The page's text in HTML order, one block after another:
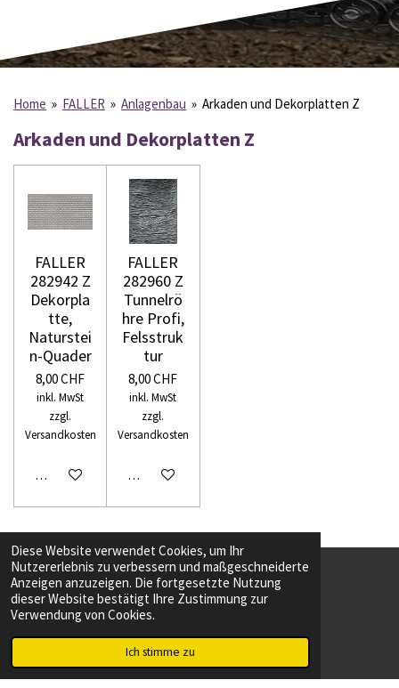
Diese Website verwendet Cookies, um Ihr
Nutzererlebnis zu verbessern und maßgeschneiderte
Anzeigen anzuzeigen. Die fortgesetzte Nutzung
dieser Website bestätigt Ihre Zustimmung zur
Verwendung von Cookies.
Ich stimme zu
Home » FALLER » Anlagenbau » Arkaden und Dekorplatten Z
Arkaden und Dekorplatten Z
FALLER
282942 Z
Dekorpla
tte,
Naturstei
n-Quader
8,00 CHF
inkl. MwSt
zzgl.
Versandkosten
In den Warenkorb
FALLER
282960 Z
Tunnelrö
hre Profi,
Felsstruk
tur
8,00 CHF
inkl. MwSt
zzgl.
Versandkosten
In den Warenkorb
F
a
o
T
i
k
© 2023 Modellbau Kreuzlingen
Mit Unterstützung vonWebador